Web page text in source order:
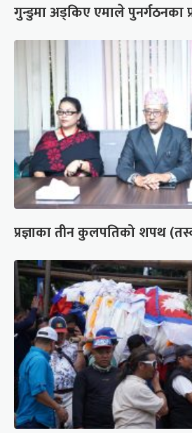
गुन्डुमा अड्किए एमाले पुनर्गठनका
प्रज्ञाका तीन कुलपतिको शपथ